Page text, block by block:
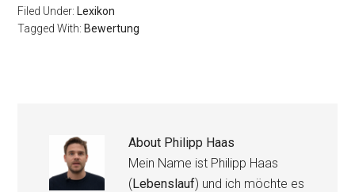
Filed Under: Lexikon
Tagged With: Bewertung
About Philipp Haas
Mein Name ist Philipp Haas
(Lebenslauf) und ich möchte es